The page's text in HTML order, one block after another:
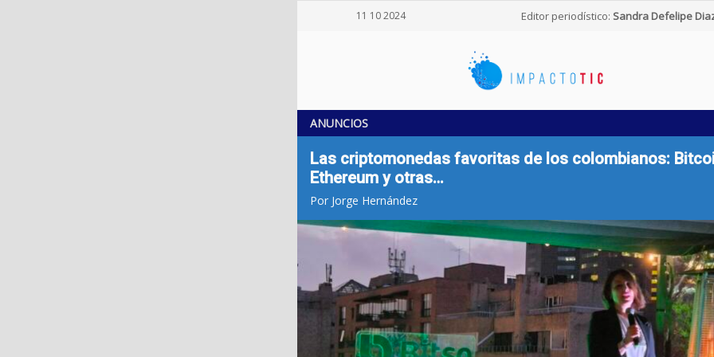
11 10 2024 Editor periodístico: Sandra Defelipe
ANUNCIOS
Las criptomonedas favoritas de los colombianos:
Ethereum y otras…
Por Jorge Hernández